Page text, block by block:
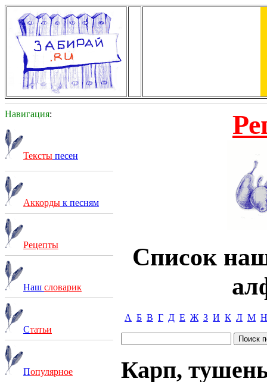
Навигация:
Тексты песен
Аккорды к песням
Рецепты
Наш словарик
Статьи
Популярное
Список
А Б В Г Д Е Ж З И К Л М Н
Карп,